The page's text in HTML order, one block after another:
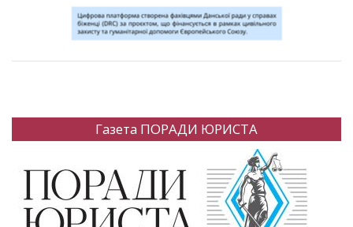
Газета ПОРАДИ ЮРИСТА